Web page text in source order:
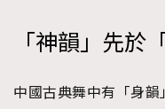
「神韻」先於
中國古典舞中有「身